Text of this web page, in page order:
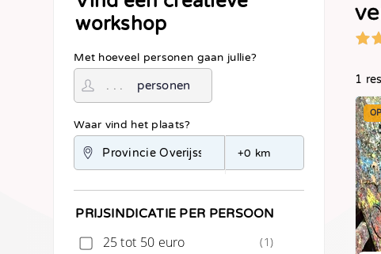
workshop
Met hoeveel personen gaan jullie?
personen
Waar vind het plaats?
PRIJSINDICATIE PER PERSOON
25 tot 50 euro (1)
1